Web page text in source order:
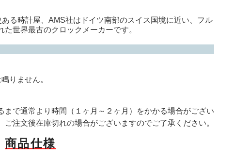
る時計屋、AMS社はドイツ南部のスイス国境に近い、フル
世界最古のクロックメーカーです。
りません。
で通常より時間（１ヶ月～２ヶ月）をかかる場合がござい
注文後在庫切れの場合がございますのでご了承ください。
商品仕様